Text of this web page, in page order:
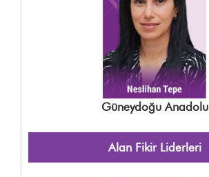
Güneydoğu Anadolu
Alan Fikir Liderleri